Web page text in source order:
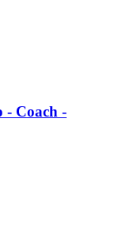
- Coach -